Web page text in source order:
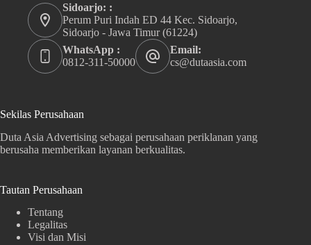
Sidoarjo: :
Perum Puri Indah ED 44 Kec. Sidoarjo,
Sidoarjo - Jawa Timur (61224)
WhatsApp :
0812-311-50000
Email:
cs@dutaasia.com
Sekilas Perusahaan
Duta Asia Advertising sebagai perusahaan periklanan yang
berusaha memberikan layanan berkualitas.
Tautan Perusahaan
Tentang
Legalitas
Visi dan Misi